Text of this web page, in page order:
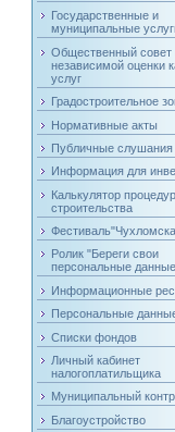
Государственные и
муниципальные
Общественный совет
независимой оценки
услуг
Градостроительное
Нормативные акты
Публичные слушания
Информация для
Калькулятор
строительства
Ролик "Береги свои
персональные
Информационные
Персональные
Списки фондов
Личный кабинет
налогоплатильщика
Муниципальный
Благоустройство